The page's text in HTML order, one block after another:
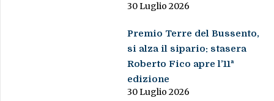
30 Luglio 2026
Premio Terre del Bussento,
si alza il sipario: stasera
Roberto Fico apre l’11ª
edizione
30 Luglio 2026